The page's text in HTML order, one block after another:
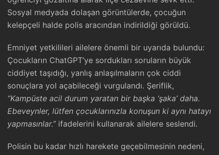
Sosyal medyada dolaşan görüntülerde, çocuğun
kelepçeli halde polis aracından indirildiği görüldü.
Emniyet yetkilileri ailelere önemli bir uyarıda bulundu:
Çocukların ChatGPT’ye sordukları soruların büyük
ciddiyet taşıdığı, yanlış anlaşılmaların çok ciddi
sonuçlara yol açabileceği vurgulandı. Şeriflik,
“Kampüste acil durum yaratan bir başka ‘şaka’ daha.
Ebeveynler, lütfen çocuklarınızla konuşun ki aynı hatayı
yapmasınlar.”ifadelerini kullanarak ailelere seslendi.
Polisin bu kadar hızlı harekete geçebilmesinin nedeni,